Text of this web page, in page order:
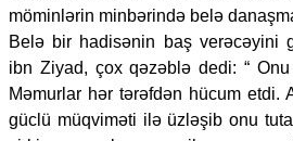
möminlərin minbərində belə
Belə bir hadisənin baş verəcəyini
ibn Ziyad, çox qəzəblə dedi: “ Onu
Məmurlar hər tərəfdən hücum etdi.
güclü müqviməti ilə üzləşib onu